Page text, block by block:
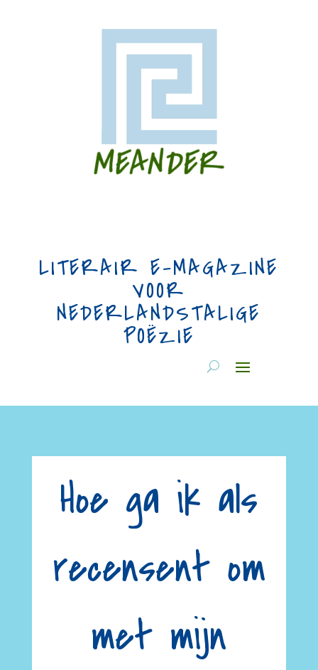
LITERAIR E-MAGAZINE
VOOR
NEDERLANDSTALIGE
POËZIE
Hoe ga ik als
recensent om
met mijn